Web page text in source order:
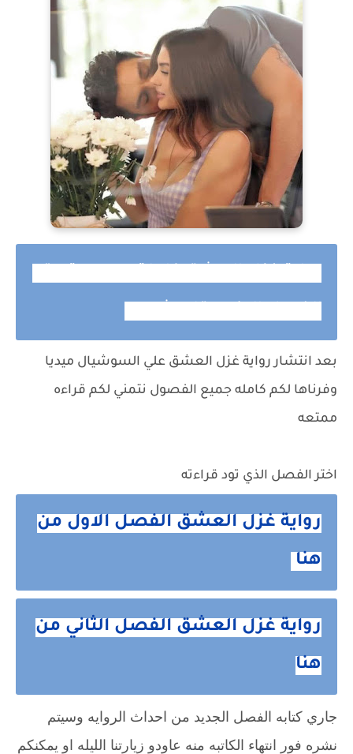
بعد انتشاررواية غزل العشق علي السوشيال ميديا
وفرناها لكم كامله جميع الفصول نتمني لكم قراءه
ممتعه
اختر الفصل الذي تود قراءته
رواية غزل العشق الفصل الاول من
هنا
رواية غزل العشق الفصل الثاني من
هنا
جاري كتابه الفصل الجديد من احداث الروايه وسيتم
نشره فور انتهاء الكاتبه منه عاودو زيارتنا الليله او يمكنكم